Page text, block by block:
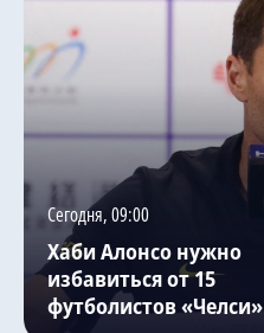
Сегодня, 09:00
Хаби Алонсо нужно
избавиться от 15
футболистов «Челси»